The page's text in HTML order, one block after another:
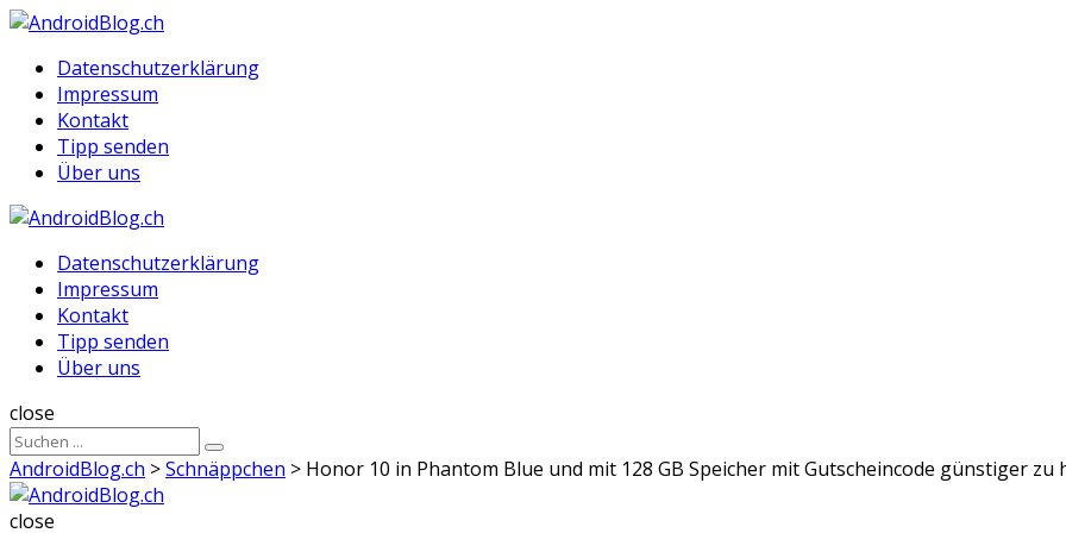
Menu
MenuDatenschutzerklärung
Impressum
Kontakt
Tipp senden
Über uns
Datenschutzerklärung
Impressum
Kontakt
Tipp senden
Über uns
Suche
close
Sucheergebnisse
für
Suche
AndroidBlog.ch >Schnäppchen > Honor 10 in Phantom Blue und mit 128 GB Speicher mit Gutscheincode günstiger zu
close